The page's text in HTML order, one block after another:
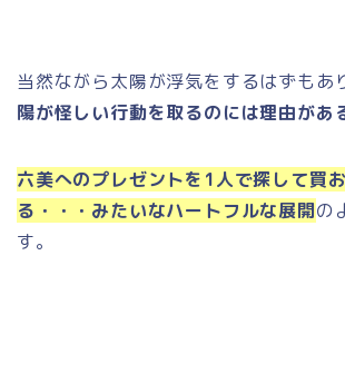
当然ながら太陽が浮気をするはずもあ
陽が怪しい行動を取るのには理由があ
六美へのプレゼントを1人で探して買
る・・・みたいなハートフルな展開の
す。